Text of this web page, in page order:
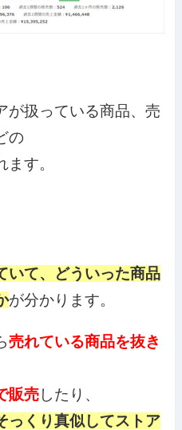
が扱っている商品、売
の
す。
いて、どういった商品
が分かります。
売れている商品を抜き
販売したり、
っくり真似してストア